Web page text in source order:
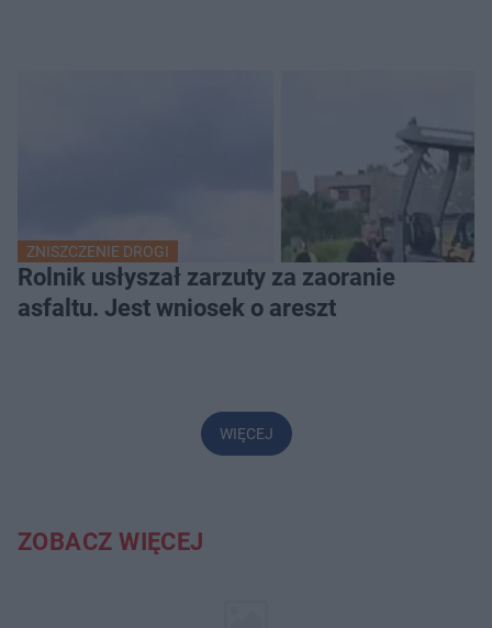
ZNISZCZENIE DROGI
Rolnik usłyszał zarzuty za zaoranie
asfaltu. Jest wniosek o areszt
WIĘCEJ
ZOBACZ WIĘCEJ